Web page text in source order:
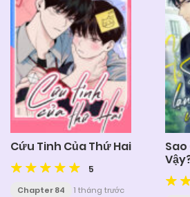
Cứu Tinh Của Thứ Hai
5
Chapter 84 1 tháng trước
Sao